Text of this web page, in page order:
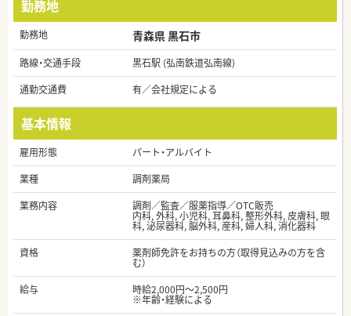
勤務地
勤務地 青森県 黒石市
路線・交通手段
黒石駅 (弘南鉄道弘南線)
通勤交通費
有／会社規定による
基本情報
雇用形態
パート・アルバイト
業種
調剤薬局
業務内容
調剤／監査／服薬指導／OTC販売
内科, 外科, 小児科, 耳鼻科, 整形外科, 皮膚科, 眼
科, 泌尿器科, 脳外科, 産科, 婦人科, 消化器科
資格
薬剤師免許をお持ちの方（取得見込みの方を含
む）
給与
時給2,000円～2,500円
※年齢・経験による